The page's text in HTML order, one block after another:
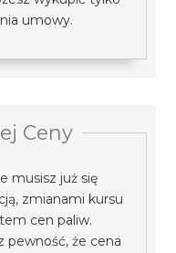
umowy.
Ceny
musisz już się
zmianami kursu
cen paliw.
pewność, że cena